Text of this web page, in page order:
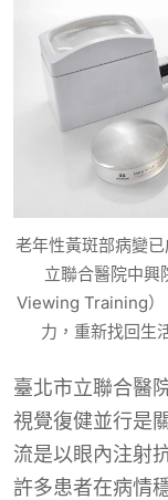
老年性黃斑部病變
立聯合醫院中
Viewing Training）
力，重新找回生
臺北市立聯合醫
視覺復健並行是
流是以眼內注射
許多患者在病情